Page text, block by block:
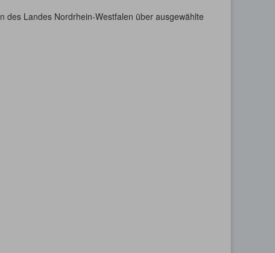
des Landes Nordrhein-Westfalen über ausgewählte